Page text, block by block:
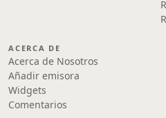
ACERCA DE
Acerca de Nosotros
Añadir emisora
Widgets
Comentarios